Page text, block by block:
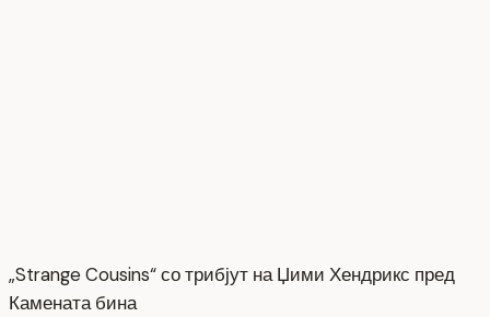
„Strange Cousins“ со трибјут на Џими Хендрикс пред
Камената бина